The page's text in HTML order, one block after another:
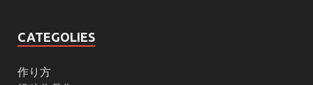
CATEGOLIES
作り方